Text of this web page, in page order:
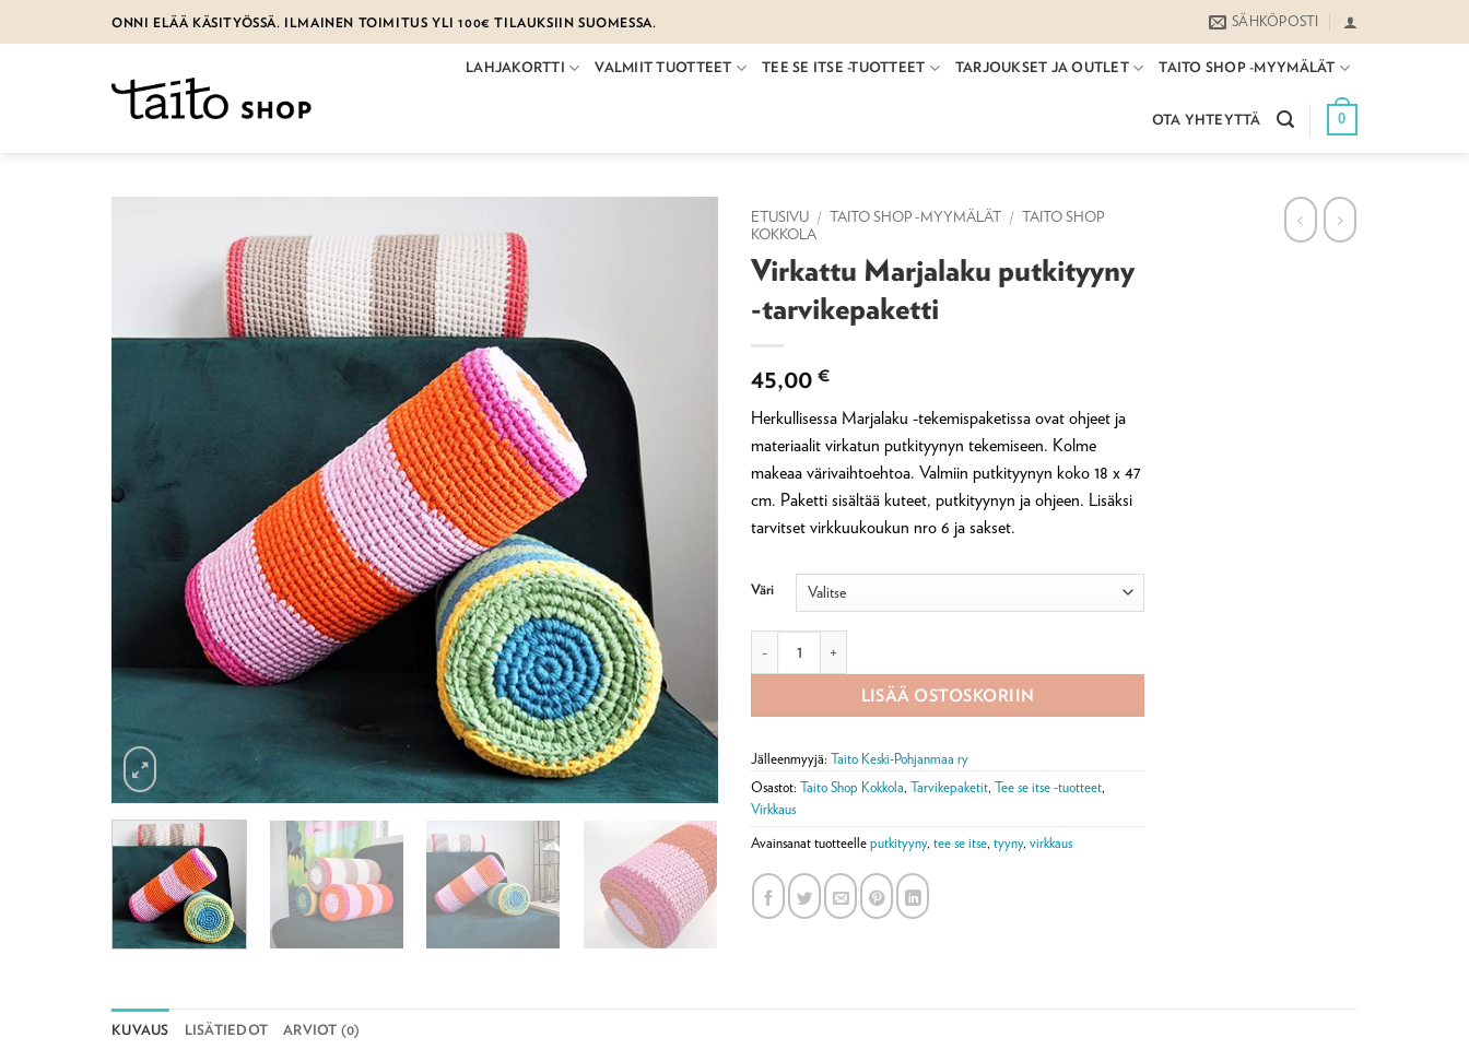
to
ONNI ELÄÄ KÄSITYÖSSÄ. ILMAINEN TOIMITUS YLI 100€ TILAUKSIIN SUOMESSA. SÄHKÖPOSTI
LAHJAKORTTI VALMIIT TUOTTEET TEE SE ITSE -TUOTTEET TARJOUKSET JA OUTLET TAITO SHOP -MYYMÄLÄT
OTA YHTEYTTÄ 0
ETUSIVU / TAITO SHOP -MYYMÄLÄT / TAITO SHOP
KOKKOLA
Virkattu Marjalaku putkityyny
-tarvikepaketti
45,00 €
Herkullisessa Marjalaku -tekemispaketissa ovat ohjeet ja
materiaalit virkatun putkityynyn tekemiseen. Kolme
makeaa värivaihtoehtoa. Valmiin putkityynyn koko 18 x 47
cm. Paketti sisältää kuteet, putkityynyn ja ohjeen. Lisäksi
tarvitset virkkuukoukun nro 6 ja sakset.
Väri
LISÄÄ OSTOSKORIIN
Jälleenmyyjä: Taito Keski-Pohjanmaa ry
Osastot: Taito Shop Kokkola, Tarvikepaketit, Tee se itse -tuotteet,
Virkkaus
Avainsanat tuotteelle putkityyny, tee se itse, tyyny, virkkaus
KUVAUS LISÄTIEDOT ARVIOT (0)